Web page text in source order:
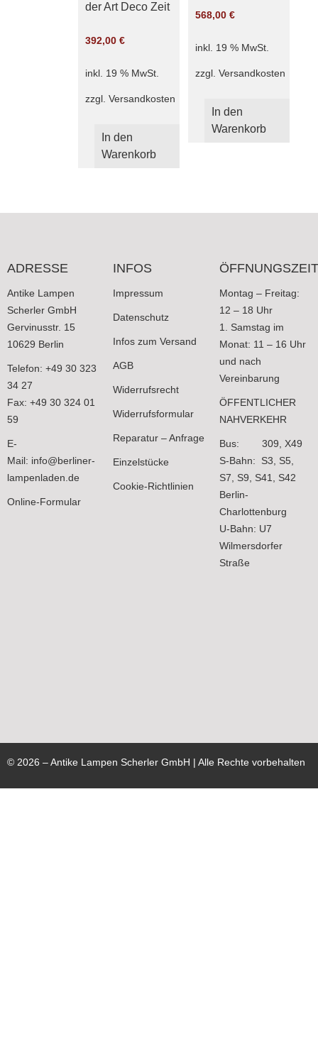
der Art Deco Zeit
392,00 €
inkl. 19 % MwSt.
zzgl. Versandkosten
In den
Warenkorb
568,00 €
inkl. 19 % MwSt.
zzgl. Versandkosten
In den
Warenkorb
ADRESSE
Antike Lampen
Scherler GmbH
Gervinusstr. 15
10629 Berlin
Telefon: +49 30 323
34 27
Fax: +49 30 324 01
59
E-
Mail: info@berliner-
lampenladen.de
Online-Formular
INFOS
Impressum
Datenschutz
Infos zum Versand
AGB
Widerrufsrecht
Widerrufsformular
Reparatur – Anfrage
Einzelstücke
Cookie-Richtlinien
Montag – Freitag:
12 – 18 Uhr
1. Samstag im
Monat: 11 – 16 Uhr
und nach
Vereinbarung
ÖFFENTLICHER
NAHVERKEHR
Bus: 309, X49
S-Bahn: S3, S5,
S7, S9, S41, S42
Berlin-
Charlottenburg
U-Bahn: U7
Wilmersdorfer
Straße
© 2026 – Antike Lampen Scherler GmbH | Alle Rechte vorbehalten